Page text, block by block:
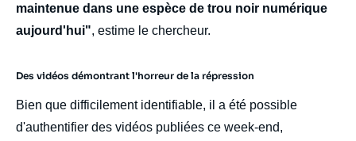
maintenue dans une espèce de trou noir numérique
aujourd'hui", estime le chercheur.
Des vidéos démontrant l'horreur de la répression
Bien que difficilement identifiable, il a été possible
d'authentifier des vidéos publiées ce week-end,